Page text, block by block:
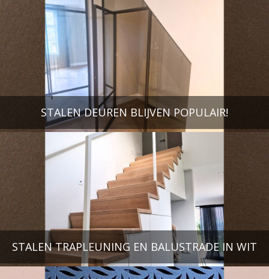
STALEN DEUREN BLIJVEN POPULAIR!
STALEN TRAPLEUNING EN BALUSTRADE IN WIT